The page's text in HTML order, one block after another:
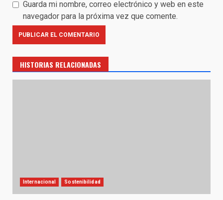
Guarda mi nombre, correo electrónico y web en este
navegador para la próxima vez que comente.
HISTORIAS RELACIONADAS
Internacional Sostenibilidad